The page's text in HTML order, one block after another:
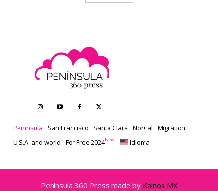
Peninsula San Francisco Santa Clara NorCal
Migration
U.S.A. and world
For Free 2024New Idioma
Peninsula 360 Press made by Kainos MX